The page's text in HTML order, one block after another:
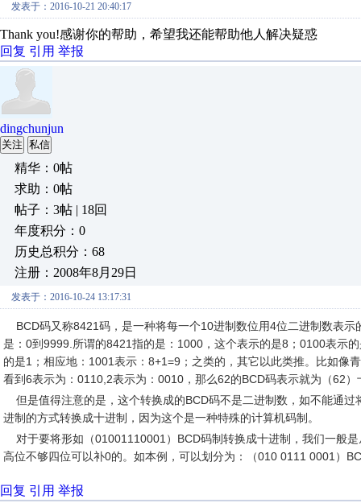
发表于：2016-10-21 20:40:17
Thank you!感谢你的帮助，希望我还能帮助他人解决疑惑
回复 引用 举报
dingchunjun
关注 私信
精华：0帖
求助：0帖
帖子：3帖 | 18回
年度积分：0
历史总积分：68
注册：2008年8月29日
发表于：2016-10-24 13:17:31
BCD码又称8421码，是一种将每一个10进制数位用4位二进制数表示
是：0到9999.所谓的8421指的是：1000，这个表示的是8；0100表示
的是1；相应地：1001表示：8+1=9；之类的，其它以此类推。比如像
看到6表示为：0110,2表示为：0010，那么62的BCD码表示就为（62
但是值得注意的是，这个转换成的BCD码不是二进制数，如不能通过
进制的方式转换成十进制，因为这个是一种特殊的计算机码制。
对于要将形如（01001110001）BCD码制转换成十进制，我们一般
高位不够四位可以补0的。如本例，可以划分为：（010 0111 0001）
回复 引用 举报